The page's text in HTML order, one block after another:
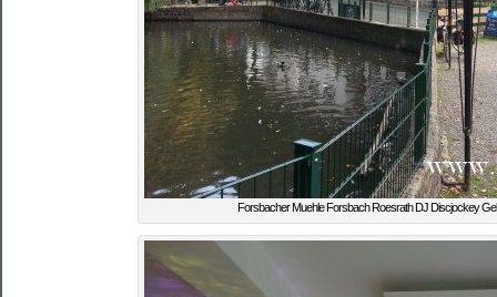
Forsbacher Muehle Forsbach Roesrath DJ Discjockey